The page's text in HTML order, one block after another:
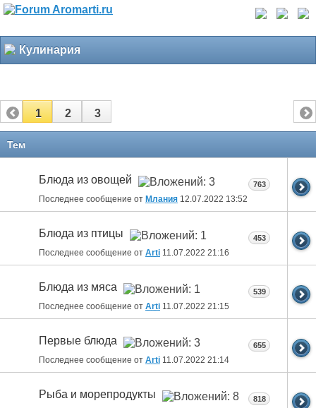
Кулинария
1 2 3
Тем
Блюда из овощей
Последнее сообщение от Млания 12.07.2022 13:52
763
Блюда из птицы
Последнее сообщение от Arti 11.07.2022 21:16
453
Блюда из мяса
Последнее сообщение от Arti 11.07.2022 21:15
539
Первые блюда
Последнее сообщение от Arti 11.07.2022 21:14
655
Рыба и морепродукты 818